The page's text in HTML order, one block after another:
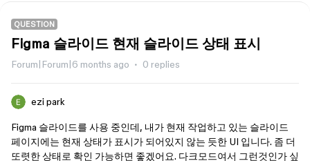
QUESTION
Figma 슬라이드 현재 슬라이드 상태 표시
Forum|Forum|6 months ago 0 replies
ezi park
Figma 슬라이드를 사용 중인데, 내가 현재 작업하고 있는 슬라이드
페이지에는 현재 상태가 표시가 되어있지 않는 듯한 UI 입니다. 좀 더
또렷한 상태로 확인 가능하면 좋겠어요. 다크모드여서 그런것인가 싶